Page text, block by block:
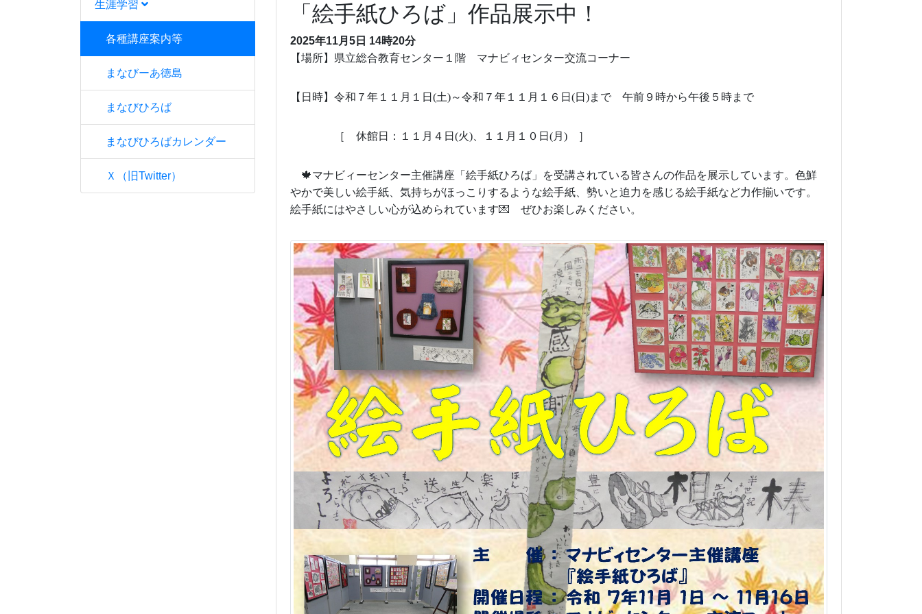
生涯学習
各種講座案内等
まなびーあ徳島
まなびひろば
まなびひろばカレンダー
Ｘ（旧Twitter）
「絵手紙ひろば」作品展示中！
2025年11月5日 14時20分
【場所】県立総合教育センター１階 マナビィセンター交流コーナー
【日時】令和７年１１月１日 (土)～令和７年１１月１６日 (日 )まで 午前９時から午後５時まで
［ 休館日：１１月４日 (火) 、１１月１０日 (月 ) ］
🍁マナビィーセンター主催講座「絵手紙ひろば」を受講されている皆さんの作品を展示しています。色鮮
やかで美しい絵手紙、気持ちがほっこりするような絵手紙、勢いと迫力を感じる絵手紙など力作揃いです。
絵手紙にはやさしい心が込められています💌 ぜひお楽しみください。